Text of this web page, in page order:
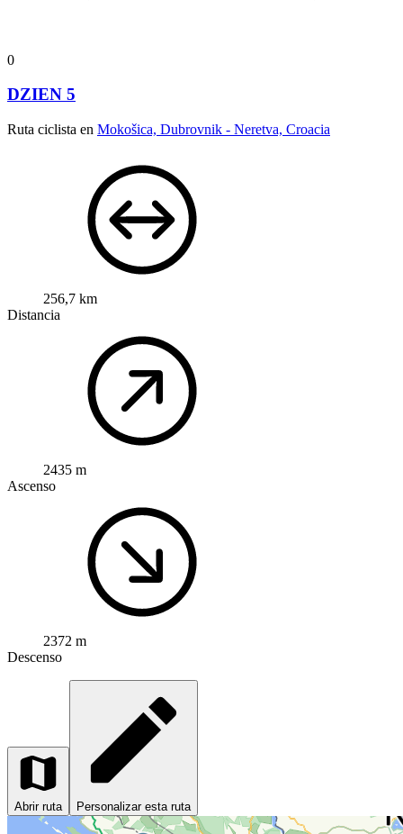
0
DZIEN 5
Ruta ciclista en Mokošica, Dubrovnik - Neretva, Croacia
256,7 km
Distancia
2435 m
Ascenso
2372 m
Descenso
Abrir ruta Personalizar esta ruta